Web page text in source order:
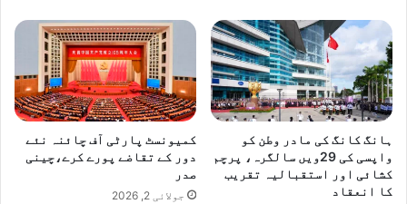
ہانگ کانگ کی مادر وطن کو
واپسی کی 29ویں سالگرہ، پرچم
کشائی اور استقبالیہ تقریب
کا انعقاد
کمیونسٹ پارٹی آف چائنہ نئے
دور کے تقاضے پورے کرے،چینی
صدر
جولائی 2, 2026